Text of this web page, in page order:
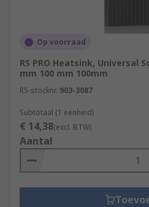
Op voorraad
RS PRO Heatsink, Universal
mm 100 mm 100mm
RS-stocknr. 903-3087
Subtotaal (1 eenheid)
€ 14,38(excl. BTW)
Aantal